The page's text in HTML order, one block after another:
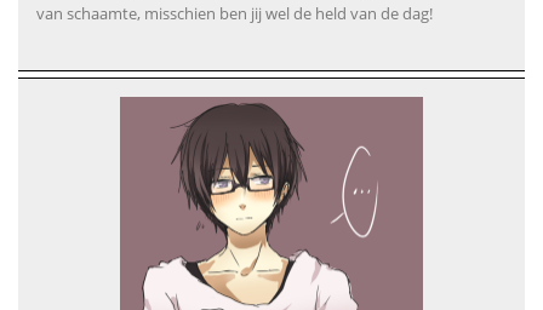
van schaamte, misschien ben jij wel de held van de dag!